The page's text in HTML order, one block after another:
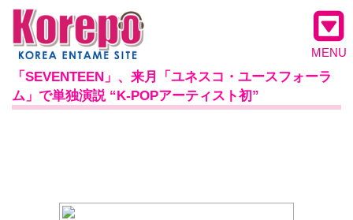
MENU
「SEVENTEEN」、来月「ユネスコ・ユースフォーラ
ム」で単独演説 “K-POPアーティスト初”